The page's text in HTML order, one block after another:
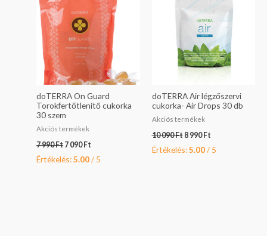
doTERRA On Guard
Torokfertőtlenítő cukorka
30 szem
Akciós termékek
7 990Ft 7 090Ft
090 Ft.
Értékelés:5.00/ 5
doTERRA Air légzőszervi
cukorka- Air Drops 30 db
Akciós termékek
10 090Ft 8 990Ft
Értékelés:5.00/ 5